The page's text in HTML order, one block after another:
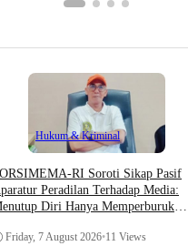
Hukum & Kriminal
RI Soroti Sikap Pasif
Peradilan Terhadap Media:
Diri Hanya Memperburuk
Friday, 7 August 2026•11 Views